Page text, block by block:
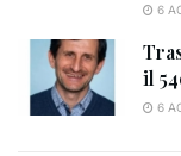
6
il
6